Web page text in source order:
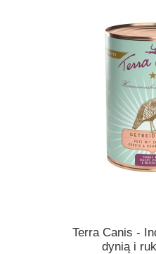
Terra Canis -
dynią i